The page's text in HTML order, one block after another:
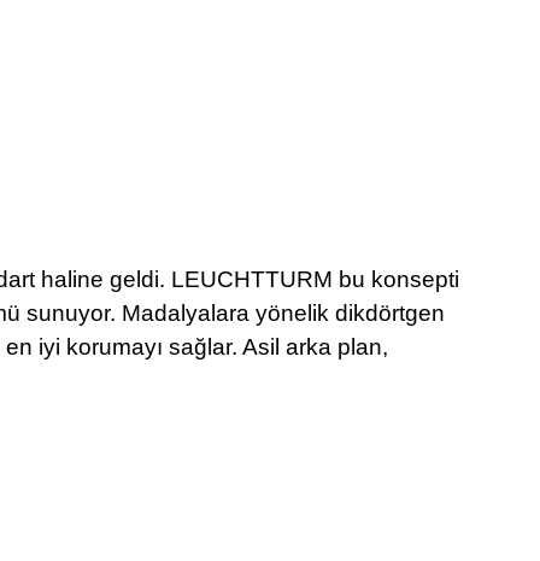
haline geldi. LEUCHTTURM bu konsepti
sunuyor. Madalyalara yönelik dikdörtgen
iyi korumayı sağlar. Asil arka plan,